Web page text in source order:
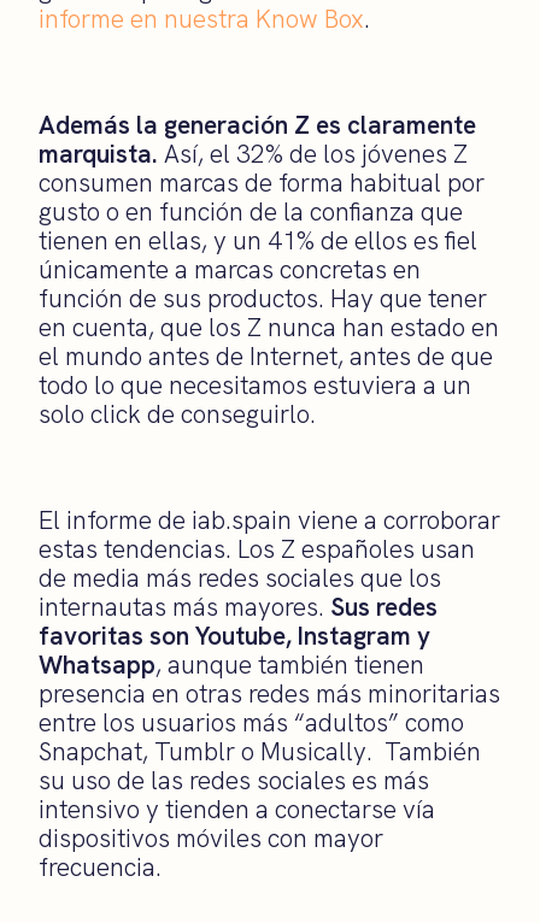
informe en nuestra Know Box.
Además la generación Z es claramente
marquista. Así, el 32% de los jóvenes Z
consumen marcas de forma habitual por
gusto o en función de la confianza que
tienen en ellas, y un 41% de ellos es fiel
únicamente a marcas concretas en
función de sus productos. Hay que tener
en cuenta, que los Z nunca han estado en
el mundo antes de Internet, antes de que
todo lo que necesitamos estuviera a un
solo click de conseguirlo.
El informe de iab.spain viene a corroborar
estas tendencias. Los Z españoles usan
de media más redes sociales que los
internautas más mayores. Sus redes
favoritas son Youtube, Instagram y
Whatsapp, aunque también tienen
presencia en otras redes más minoritarias
entre los usuarios más “adultos” como
Snapchat, Tumblr o Musically. También
su uso de las redes sociales es más
intensivo y tienden a conectarse vía
dispositivos móviles con mayor
frecuencia.